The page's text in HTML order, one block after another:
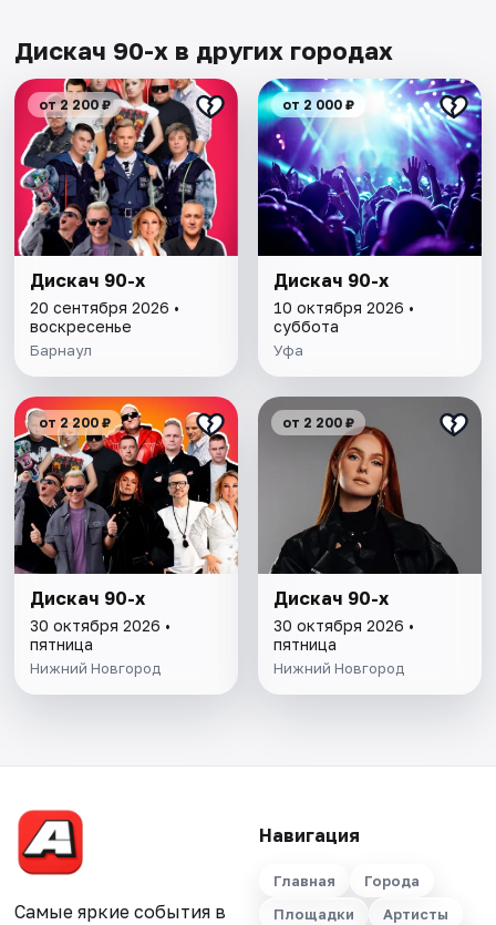
Дискач 90-х в других городах
от 2 200 ₽
Дискач 90-х
20 сентября 2026 •
воскресенье
Барнаул
от 2 000 ₽
Дискач 90-х
10 октября 2026 •
суббота
Уфа
от 2 200 ₽
Дискач 90-х
30 октября 2026 •
пятница
Нижний Новгород
от 2 200 ₽
Дискач 90-х
30 октября 2026 •
пятница
Нижний Новгород
Самые яркие события в
Навигация
Главная
Города
Площадки
Артисты